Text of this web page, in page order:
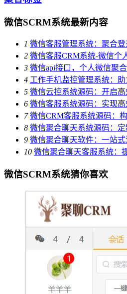
微信SCRM系统最新内容
1 微信客服管理系统：聚合
2 微信客服CRM系统-微信个
3 微信api接口，个人微信聚
4 工作手机监控管理系统：
5 微信云控系统源码：开启
6 微信客服系统源码：实现
7 微信CRM客服系统源码：
8 微信聚合聊天系统源码：
9 微信聚合聊天软件：一站
10 微信聚合聊天客服系统：
微信SCRM系统猜你喜欢